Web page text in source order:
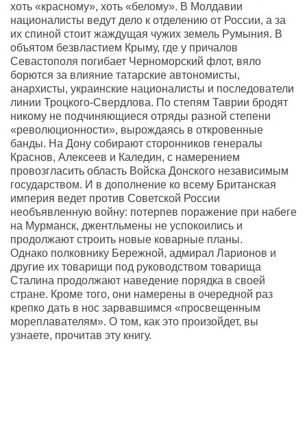
хоть «красному», хоть «белому». В Молдавии
националисты ведут дело к отделению от России, а за
их спиной стоит жаждущая чужих земель Румыния. В
объятом безвластием Крыму, где у причалов
Севастополя погибает Черноморский флот, вяло
борются за влияние татарские автономисты,
анархисты, украинские националисты и последователи
линии Троцкого-Свердлова. По степям Таврии бродят
никому не подчиняющиеся отряды разной степени
«революционности», вырождаясь в откровенные
банды. На Дону собирают сторонников генералы
Краснов, Алексеев и Каледин, с намерением
провозгласить область Войска Донского независимым
государством. И в дополнение ко всему Британская
империя ведет против Советской России
необъявленную войну: потерпев поражение при набеге
на Мурманск, джентльмены не успокоились и
продолжают строить новые коварные планы.
Однако полковнику Бережной, адмирал Ларионов и
другие их товарищи под руководством товарища
Сталина продолжают наведение порядка в своей
стране. Кроме того, они намерены в очередной раз
крепко дать в нос зарвавшимся «просвещенным
мореплавателям». О том, как это произойдет, вы
узнаете, прочитав эту книгу.